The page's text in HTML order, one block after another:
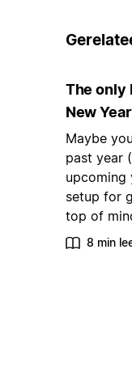
The only
New
Maybe
past year
upcoming
setup for
top of
8 min